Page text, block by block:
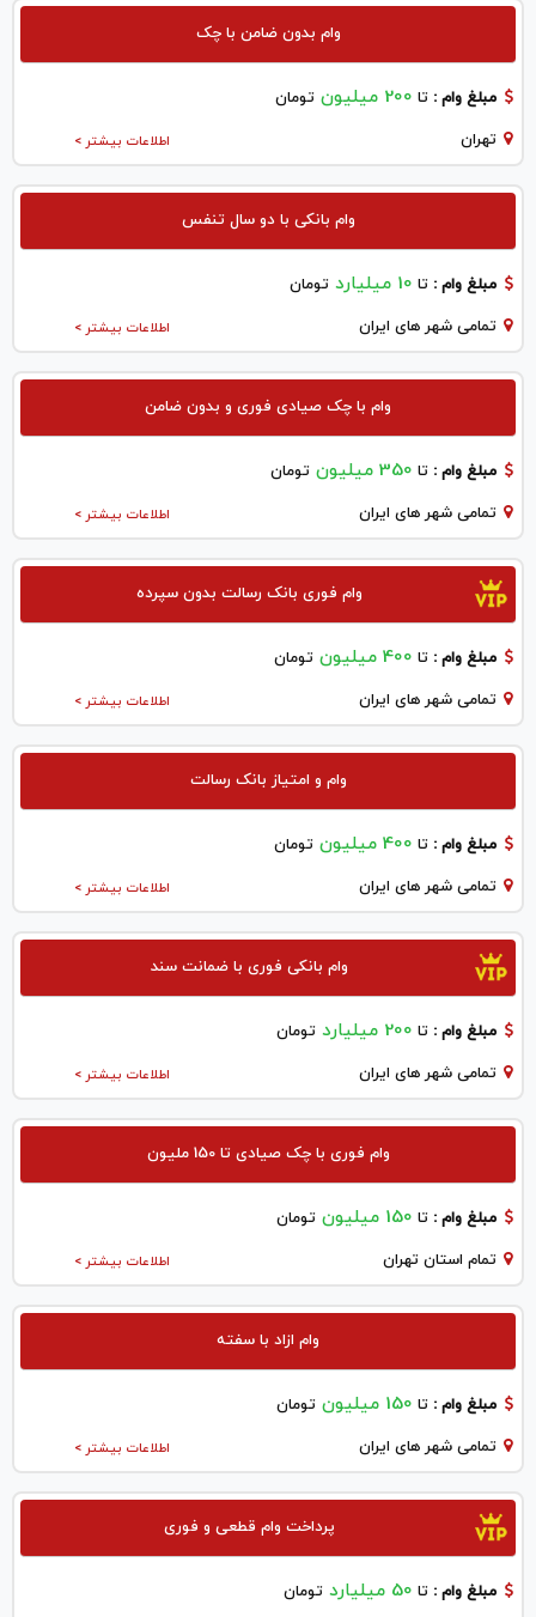
وام بدون ضامن با چک
مبلغ وام : تا 200 میلیون تومان
اطلاعات بیشتر > تهران
وام بانکی با دو سال تنفس
مبلغ وام : تا 10 میلیارد تومان
اطلاعات بیشتر > تمامی شهر های ایران
وام با چک صیادی فوری و بدون ضامن
مبلغ وام : تا 350 میلیون تومان
اطلاعات بیشتر > تمامی شهر های ایران
وام فوری بانک رسالت بدون سپرده
مبلغ وام : تا 400 میلیون تومان
اطلاعات بیشتر > تمامی شهر های ایران
وام و امتیاز بانک رسالت
مبلغ وام : تا 400 میلیون تومان
اطلاعات بیشتر > تمامی شهر های ایران
وام بانکی فوری با ضمانت سند
مبلغ وام : تا 200 میلیارد تومان
اطلاعات بیشتر > تمامی شهر های ایران
وام فوری با چک صیادی تا 150 ملیون
مبلغ وام : تا 150 میلیون تومان
اطلاعات بیشتر > تمام استان تهران
وام ازاد با سفته
مبلغ وام : تا 150 میلیون تومان
اطلاعات بیشتر > تمامی شهر های ایران
پرداخت وام قطعی و فوری
مبلغ وام : تا 50 میلیارد تومان